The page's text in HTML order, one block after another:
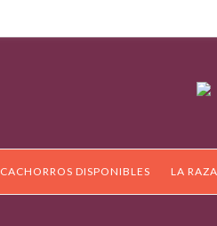
CACHORROS DISPONIBLES LA